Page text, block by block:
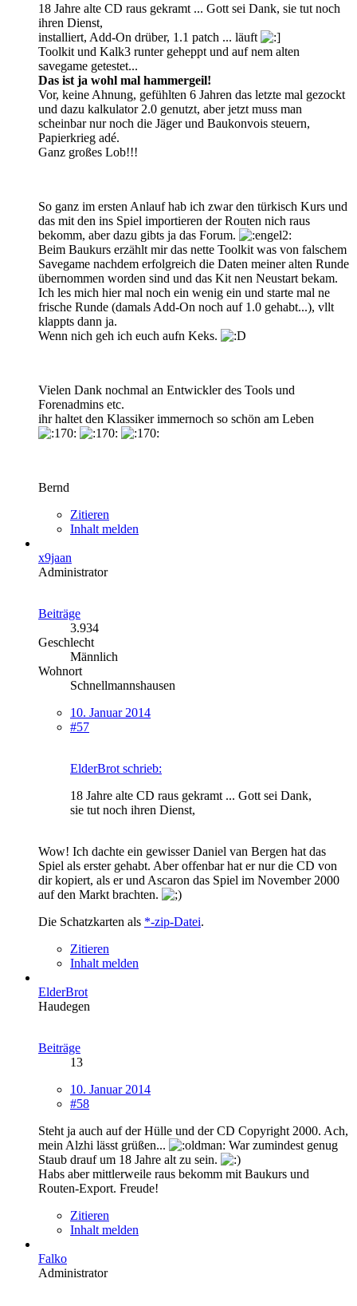
18 Jahre alte CD raus gekramt ... Gott sei Dank, sie tut noch
ihren Dienst,
installiert, Add-On drüber, 1.1 patch ... läuft
Toolkit und Kalk3 runter geheppt und auf nem alten
savegame getestet...
Das ist ja wohl mal hammergeil!
Vor, keine Ahnung, gefühlten 6 Jahren das letzte mal gezockt
und dazu kalkulator 2.0 genutzt, aber jetzt muss man
scheinbar nur noch die Jäger und Baukonvois steuern,
Papierkrieg adé.
Ganz großes Lob!!!
So ganz im ersten Anlauf hab ich zwar den türkisch Kurs und
das mit den ins Spiel importieren der Routen nich raus
bekomm, aber dazu gibts ja das Forum.
Beim Baukurs erzählt mir das nette Toolkit was von falschem
Savegame nachdem erfolgreich die Daten meiner alten Runde
übernommen worden sind und das Kit nen Neustart bekam.
Ich les mich hier mal noch ein wenig ein und starte mal ne
frische Runde (damals Add-On noch auf 1.0 gehabt...), vllt
klappts dann ja.
Wenn nich geh ich euch aufn Keks.
Vielen Dank nochmal an Entwickler des Tools und
Forenadmins etc.
ihr haltet den Klassiker immernoch so schön am Leben
Bernd
Zitieren
Inhalt melden
x9jaan
Administrator
Beiträge
3.934
Geschlecht
Männlich
Wohnort
Schnellmannshausen
10. Januar 2014
#57
ElderBrot schrieb:
18 Jahre alte CD raus gekramt ... Gott sei Dank,
sie tut noch ihren Dienst,
Wow! Ich dachte ein gewisser Daniel van Bergen hat das
Spiel als erster gehabt. Aber offenbar hat er nur die CD von
dir kopiert, als er und Ascaron das Spiel im November 2000
auf den Markt brachten.
Die Schatzkarten als *-zip-Datei.
Zitieren
Inhalt melden
ElderBrot
Haudegen
Beiträge
13
10. Januar 2014
#58
Steht ja auch auf der Hülle und der CD Copyright 2000. Ach,
mein Alzhi lässt grüßen...
War zumindest genug
Staub drauf um 18 Jahre alt zu sein.
Habs aber mittlerweile raus bekomm mit Baukurs und
Routen-Export. Freude!
Zitieren
Inhalt melden
Falko
Administrator